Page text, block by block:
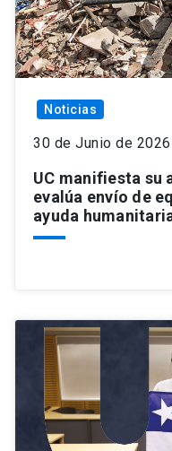
Noticias
30 de Junio de 2026
UC manifiesta su
evalúa envío de
ayuda